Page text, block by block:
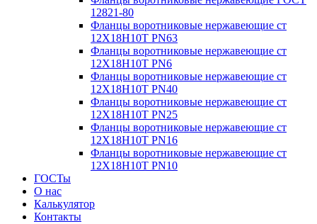
12821-80
Фланцы воротниковые нержавеющие ст
12Х18Н10Т PN63
Фланцы воротниковые нержавеющие ст
12Х18Н10Т PN6
Фланцы воротниковые нержавеющие ст
12Х18Н10Т PN40
Фланцы воротниковые нержавеющие ст
12Х18Н10Т PN25
Фланцы воротниковые нержавеющие ст
12Х18Н10Т PN16
Фланцы воротниковые нержавеющие ст
12Х18Н10Т PN10
ГОСТы
О нас
Калькулятор
Контакты